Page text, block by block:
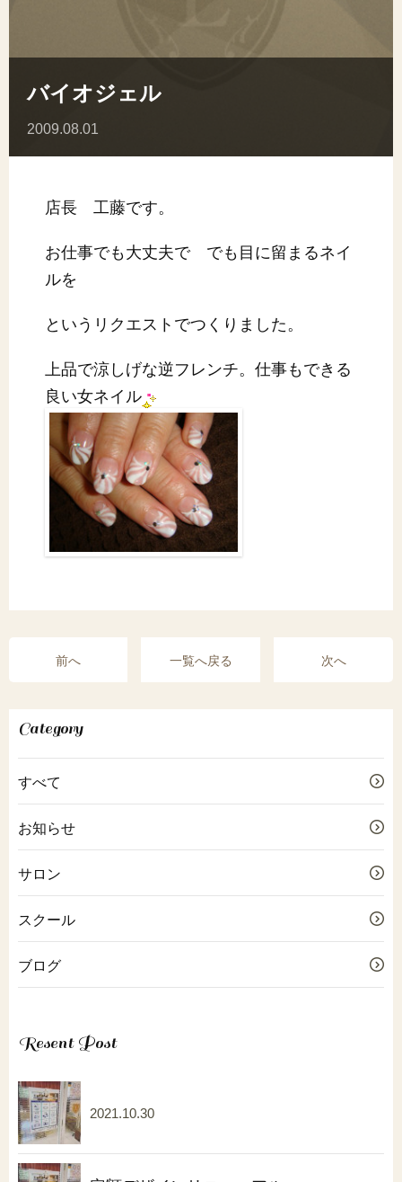
バイオジェル
2009.08.01
店長 工藤です。
お仕事でも大丈夫で でも目に留まるネイ
ルを
というリクエストでつくりました。
上品で涼しげな逆フレンチ。仕事もできる
良い女ネイル
前へ 一覧へ戻る 次へ
Category
すべて
お知らせ
サロン
スクール
ブログ
Resent Post
2021.10.30